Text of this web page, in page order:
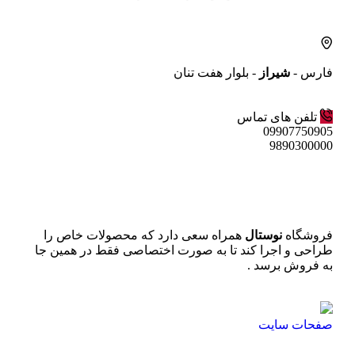
فارس - شیراز - بلوار هفت تنان
تلفن های تماس
09907750905
9890300000
فروشگاه نوستال همراه سعی دارد که محصولات خاص را
طراحی و اجرا کند تا به صورت اختصاصی فقط در همین جا
به فروش برسد .
صفحات سایت